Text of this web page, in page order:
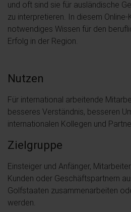
und oft sind sie für ausländische
zu interpretieren. In diesem Online-
notwendiges Wissen für den
Erfolg in der Region.
Nutzen
Für international arbeitende
besseres Verständnis, besseren
internationalen Kollegen und
Zielgruppe
Einsteiger und Anfänger,
Kunden oder Geschäftspartnern
Golfstaaten zusammenarbeiten
werden.